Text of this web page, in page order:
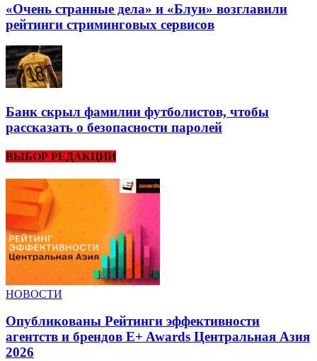
«Очень странные дела» и «Блуи» возглавили
рейтинги стриминговых сервисов
Банк скрыл фамилии футболистов, чтобы
рассказать о безопасности паролей
ВЫБОР РЕДАКЦИИ
НОВОСТИ
Опубликованы Рейтинги эффективности
агентств и брендов E+ Awards Центральная Азия
2026